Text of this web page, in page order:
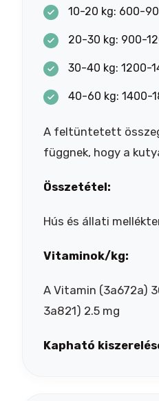
10-20 kg: 600-
20-30 kg: 900-
30-40 kg: 1200-
40-60 kg: 1400-
A feltüntetett
függnek, hogy a
Összetétel:
Hús és állati
Vitaminok/kg:
A Vitamin (3a672a)
3a821) 2.5 mg
Kapható